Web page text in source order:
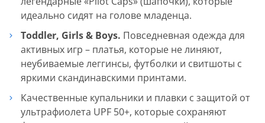
идеально сидят на голове младенца.
Toddler, Girls & Boys. Повседневная одежда для
активных игр – платья, которые не линяют,
неубиваемые леггинсы, футболки и свитшоты с
яркими скандинавскими принтами.
Качественные купальники и плавки с защитой от
ультрафиолета UPF 50+, которые сохраняют